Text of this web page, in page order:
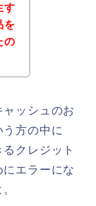
す
を
の
ッシュのお
方の中に
クレジット
エラーにな